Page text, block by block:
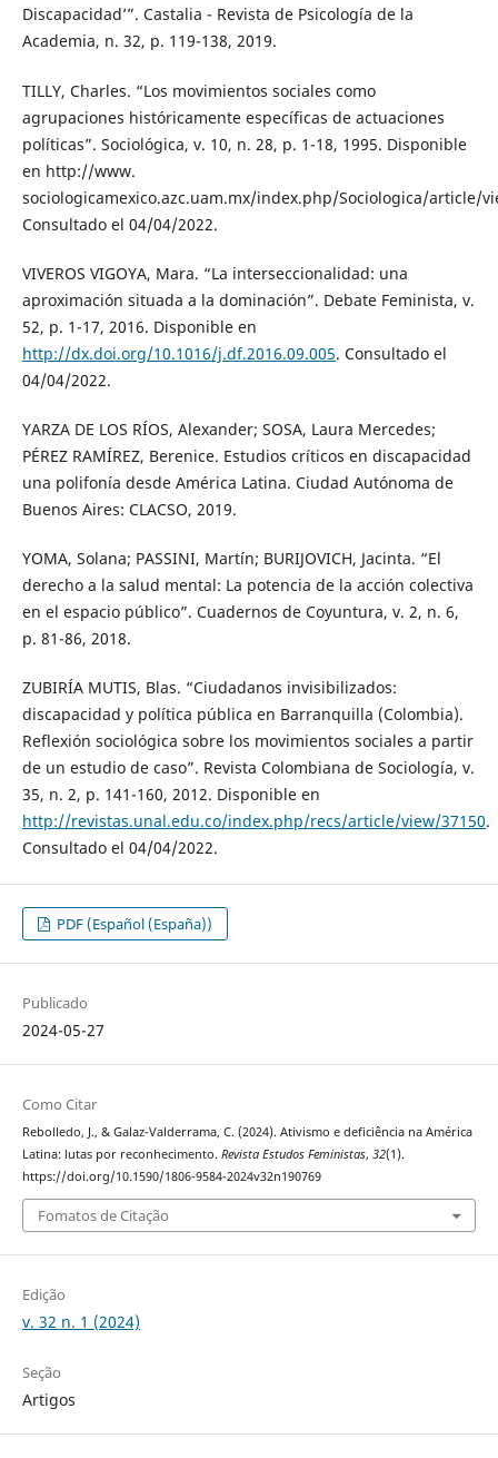
Discapacidad’”. Castalia - Revista de Psicología de la
Academia, n. 32, p. 119-138, 2019.
TILLY, Charles. “Los movimientos sociales como
agrupaciones históricamente específicas de actuaciones
políticas”. Sociológica, v. 10, n. 28, p. 1-18, 1995. Disponible
en http://www.
sociologicamexico.azc.uam.mx/index.php/Sociologica/article/
Consultado el 04/04/2022.
VIVEROS VIGOYA, Mara. “La interseccionalidad: una
aproximación situada a la dominación”. Debate Feminista, v.
52, p. 1-17, 2016. Disponible en
http://dx.doi.org/10.1016/j.df.2016.09.005. Consultado el
04/04/2022.
YARZA DE LOS RÍOS, Alexander; SOSA, Laura Mercedes;
PÉREZ RAMÍREZ, Berenice. Estudios críticos en discapacidad
una polifonía desde América Latina. Ciudad Autónoma de
Buenos Aires: CLACSO, 2019.
YOMA, Solana; PASSINI, Martín; BURIJOVICH, Jacinta. “El
derecho a la salud mental: La potencia de la acción colectiva
en el espacio público”. Cuadernos de Coyuntura, v. 2, n. 6,
p. 81-86, 2018.
ZUBIRÍA MUTIS, Blas. “Ciudadanos invisibilizados:
discapacidad y política pública en Barranquilla (Colombia).
Reflexión sociológica sobre los movimientos sociales a partir
de un estudio de caso”. Revista Colombiana de Sociología, v.
35, n. 2, p. 141-160, 2012. Disponible en
http://revistas.unal.edu.co/index.php/recs/article/view/37150.
Consultado el 04/04/2022.
PDF (Español (España))
Publicado
2024-05-27
Como Citar
Rebolledo, J., & Galaz-Valderrama, C. (2024). Ativismo e deficiência na América
Latina: lutas por reconhecimento. Revista Estudos Feministas, 32(1).
https://doi.org/10.1590/1806-9584-2024v32n190769
Fomatos de Citação
Edição
v. 32 n. 1 (2024)
Seção
Artigos